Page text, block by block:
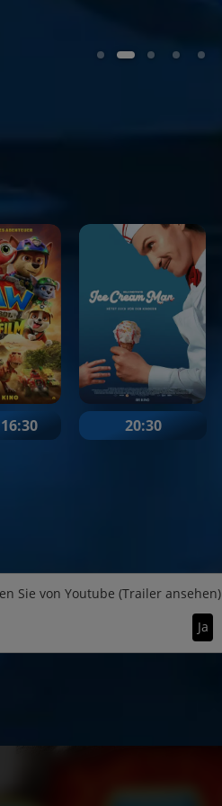
16:30 20:30
Sie von Youtube (Trailer ansehen)
Ja